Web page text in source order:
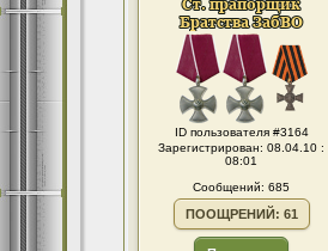
ID пользователя #3164
Зарегистрирован: 08.04.10 :
08:01
Сообщений: 685
ПООЩРЕНИЙ: 61